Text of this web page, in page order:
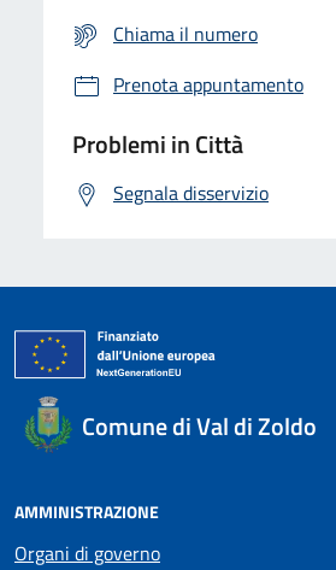
Chiama il numero
Prenota appuntamento
Problemi in Città
Segnala disservizio
Comune di Val di Zoldo
AMMINISTRAZIONE
Organi di governo